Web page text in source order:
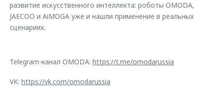
развитие искусственного интеллекта: роботы OMODA,
JAECOO и AiMOGA уже и нашли применение в реальных
сценариях.
Telegram-канал OMODA: https://t.me/omodarussia
VK: https://vk.com/omodarussia